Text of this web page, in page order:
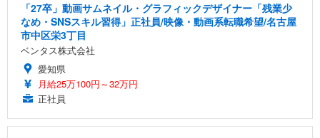
「27卒」動画サムネイル・グラフィックデザイナー「残業少
なめ・SNSスキル習得」正社員/映像・動画系転職希望/名古屋
市中区栄3丁目
ベンタス株式会社
愛知県
月給25万100円～32万円
正社員